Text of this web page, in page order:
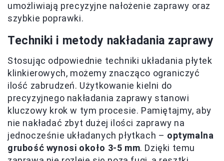
umożliwiają precyzyjne nałożenie zaprawy oraz
szybkie poprawki.
Techniki i metody nakładania zaprawy
Stosując odpowiednie techniki układania płytek
klinkierowych, możemy znacząco ograniczyć
ilość zabrudzeń. Użytkowanie kielni do
precyzyjnego nakładania zaprawy stanowi
kluczowy krok w tym procesie. Pamiętajmy, aby
nie nakładać zbyt dużej ilości zaprawy na
jednocześnie układanych płytkach – optymalna
grubość wynosi około 3-5 mm. Dzięki temu